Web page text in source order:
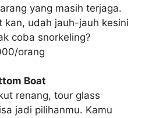
yang masih terjaga.
kan, udah jauh-jauh kesini
coba snorkeling?
orang
Boat
renang, tour glass
jadi pilihanmu. Kamu